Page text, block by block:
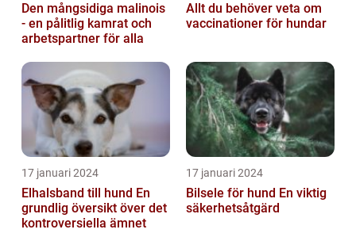
Den mångsidiga malinois
- en pålitlig kamrat och
arbetspartner för alla
Allt du behöver veta om
vaccinationer för hundar
17 januari 2024
Elhalsband till hund En
grundlig översikt över det
kontroversiella ämnet
17 januari 2024
Bilsele för hund En viktig
säkerhetsåtgärd